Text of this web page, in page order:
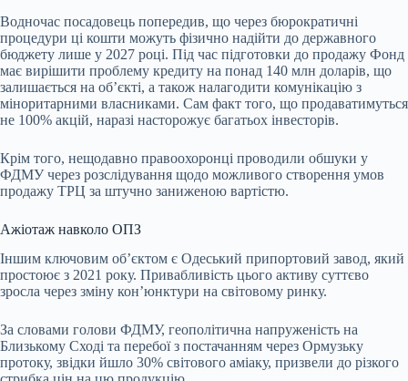
Водночас посадовець попередив, що через бюрократичні
процедури ці кошти можуть фізично надійти до державного
бюджету лише у 2027 році. Під час підготовки до продажу Фонд
має вирішити проблему кредиту на понад 140 млн доларів, що
залишається на об’єкті, а також налагодити комунікацію з
міноритарними власниками. Сам факт того, що продаватимуться
не 100% акцій, наразі насторожує багатьох інвесторів.
Крім того, нещодавно правоохоронці проводили обшуки у
ФДМУ через розслідування щодо можливого створення умов
продажу ТРЦ за штучно заниженою вартістю.
Ажіотаж навколо ОПЗ
Іншим ключовим об’єктом є Одеський припортовий завод, який
простоює з 2021 року. Привабливість цього активу суттєво
зросла через зміну кон’юнктури на світовому ринку.
За словами голови ФДМУ, геополітична напруженість на
Близькому Сході та перебої з постачанням через Ормузьку
протоку, звідки йшло 30% світового аміаку, призвели до різкого